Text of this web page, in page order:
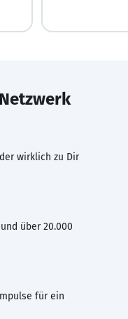
wirklich zu Dir
über 20.000
für ein